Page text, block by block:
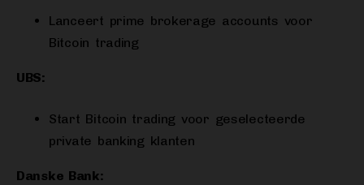
Lanceert prime brokerage accounts voor
Bitcoin trading
UBS:
Start Bitcoin trading voor geselecteerde
private banking klanten
Danske Bank: